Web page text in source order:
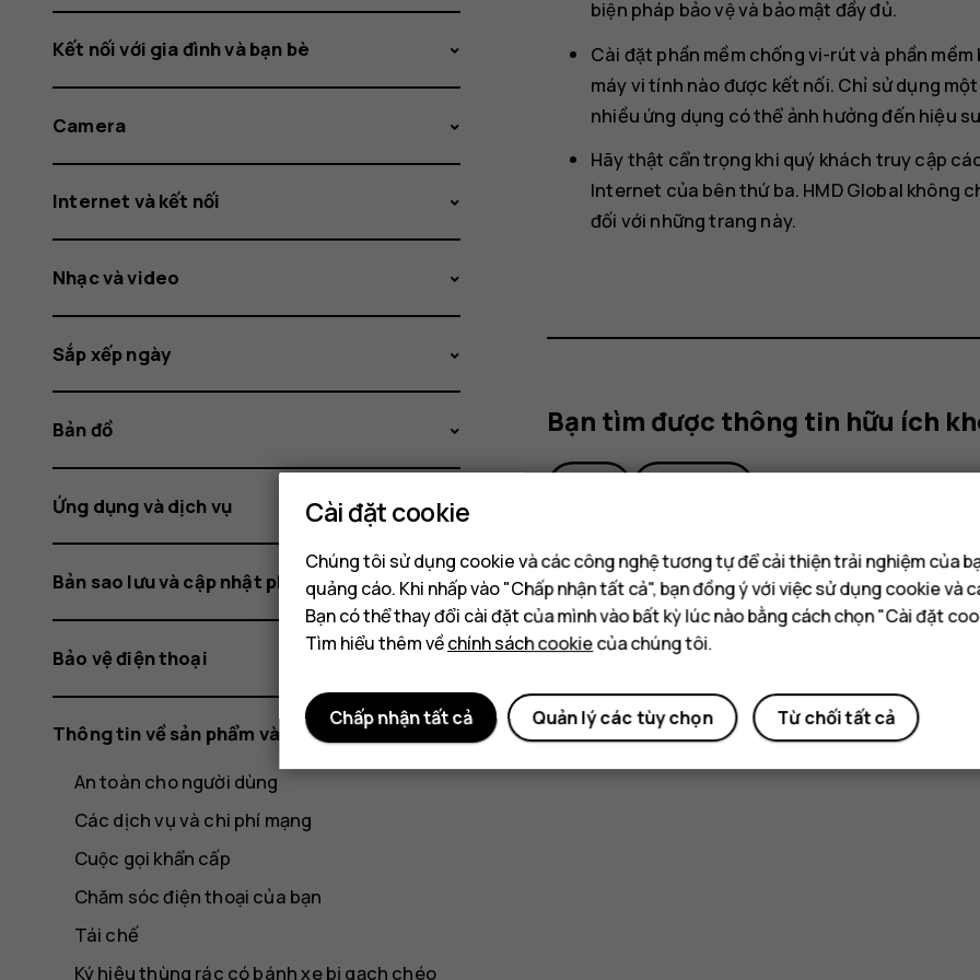
biện pháp bảo vệ và bảo mật đầy đủ.
Cài đặt phần mềm chống vi-rút và phần
máy vi tính nào được kết nối. Chỉ sử dụng
nhiều ứng dụng có thể ảnh hưởng đến hiệu
Hãy thật cẩn trọng khi quý khách truy cập
Internet của bên thứ ba. HMD Global không
đối với những trang này.
Bạn tìm được thông tin hữu ích
Kết nối với gia đình và bạn bè
Camera
Internet và kết nối
Nhạc và video
Sắp xếp ngày
Bản đồ
Ứng dụng và dịch vụ
Bản sao lưu và cập nhật phần mềm
Bảo vệ điện thoại
Thông tin về sản phẩm và an toàn
An toàn cho người dùng
Các dịch vụ và chi phí mạng
Cuộc gọi khẩn cấp
Chăm sóc điện thoại của bạn
Tái chế
Ký hiệu thùng rác có bánh xe bị gạch chéo
Cài đặt cookie
Chúng tôi sử dụng cookie và các công nghệ tương tự để cải thiện trải nghiệm của
quảng cáo. Khi nhấp vào "Chấp nhận tất cả", bạn đồng ý với việc sử dụng cookie và
Bạn có thể thay đổi cài đặt của mình vào bất kỳ lúc nào bằng cách chọn "Cài đặt
Tìm hiểu thêm vềchính sách cookiecủa chúng tôi.
Từ chối tất cả
Quản lý các tùy chọn
Chấp nhận tất cả